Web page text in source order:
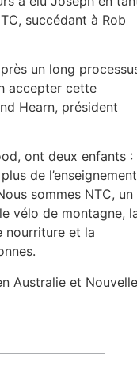
succédant à Rob
un long
accepter cette
Hearn, président
ont deux enfants :
de
sommes NTC, un
vélo de montagne,
nourriture et la
Australie et